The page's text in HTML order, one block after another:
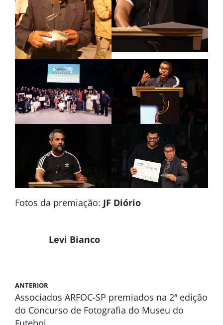
Fotos da premiação: JF Diório
Levi Bianco
ANTERIOR
Associados ARFOC-SP premiados na 2ª edição
do Concurso de Fotografia do Museu do